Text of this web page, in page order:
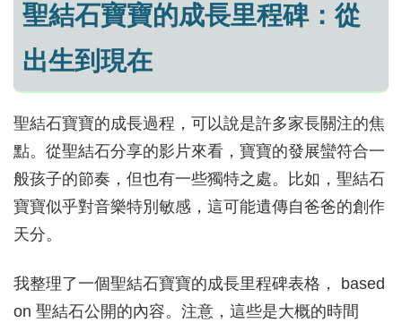
聖結石寶寶的成長里程碑：從
出生到現在
聖結石寶寶的成長過程，可以說是許多家長關注的焦
點。從聖結石分享的影片來看，寶寶的發展蠻符合一
般孩子的節奏，但也有一些獨特之處。比如，聖結石
寶寶似乎對音樂特別敏感，這可能遺傳自爸爸的創作
天分。
我整理了一個聖結石寶寶的成長里程碑表格， based
on 聖結石公開的內容。注意，這些是大概的時間